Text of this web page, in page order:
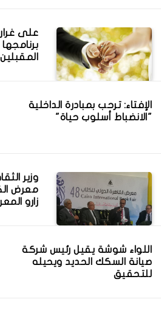
على
الإفتاء: ترحب بمبادرة الداخلية
"الانضباط أسلوب حياة"
وزير
زارو
اللواء شوشة يقيل رئيس شركة
صيانة السكك الحديد ويحيله
للتحقيق